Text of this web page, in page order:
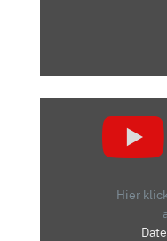
GENERATION
Hier